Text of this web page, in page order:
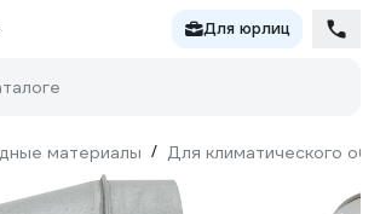
Для юрлиц
материалы / Для климатического